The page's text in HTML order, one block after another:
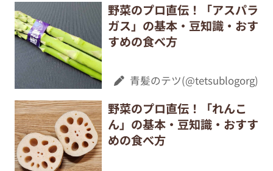
野菜のプロ直伝！「アスパラ
ガス」の基本・豆知識・おす
すめの食べ方
青髪のテツ(@tetsublogorg)
野菜のプロ直伝！「れんこ
ん」の基本・豆知識・おすす
めの食べ方